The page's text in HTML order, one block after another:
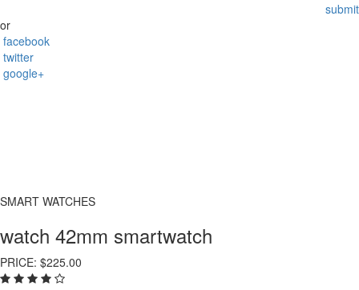
submit
or
facebook
twitter
google+
SMART WATCHES
watch 42mm smartwatch
PRICE: $225.00